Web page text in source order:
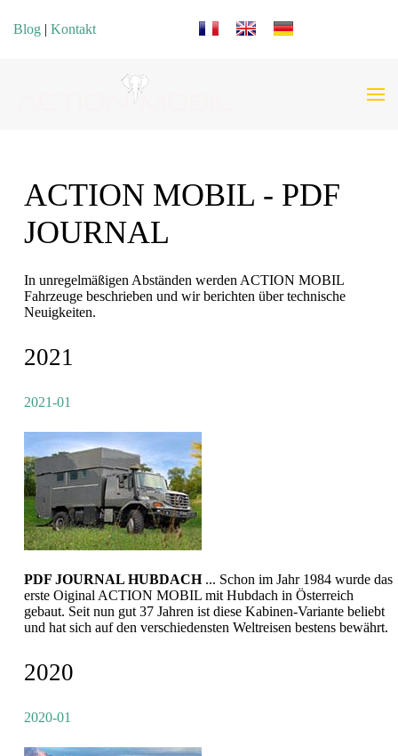
Blog | Kontakt Sprache auswählen
ACTION MOBIL - PDF
JOURNAL
In unregelmäßigen Abständen werden ACTION MOBIL
Fahrzeuge beschrieben und wir berichten über technische
Neuigkeiten.
2021
2021-01
PDF JOURNAL HUBDACH... Schon im Jahr 1984 wurde das
erste Oiginal ACTION MOBIL mit Hubdach in Österreich
gebaut. Seit nun gut 37 Jahren ist diese Kabinen-Variante beliebt
und hat sich auf den verschiedensten Weltreisen bestens bewährt.
2020
2020-01